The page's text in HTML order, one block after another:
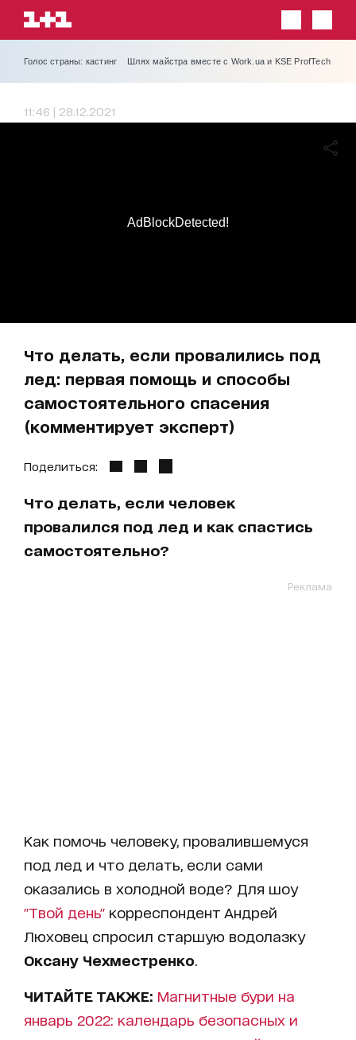
Голос страны: кастинг Шлях майстра вместе с Work.ua и KSE ProfTech
11:46 | 28.12.2021
Что делать, если провалились под
лед: первая помощь и способы
самостоятельного спасения
(комментирует эксперт)
AdBlockDetected!
Поделиться:
Что делать, если человек
провалился под лед и как спастись
самостоятельно?
Реклама
Как помочь человеку, провалившемуся
под лед и что делать, если сами
оказались в холодной воде? Для шоу
"Твой день" корреспондент Андрей
Люховец спросил старшую водолазку
Оксану Чехместренко
ЧИТАЙТЕ ТАКЖЕ: Магнитные бури на
январь 2022: календарь безопасных и